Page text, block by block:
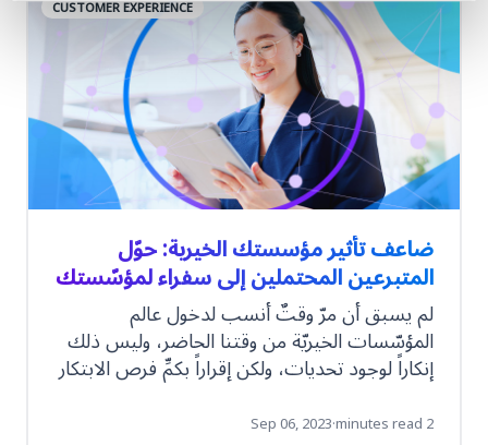
الخضراء؟ CUSTOMER EXPERIENCE
ضاعف تأثير مؤسستك الخيرية: حوّل
المتبرعين المحتملين إلى سفراء لمؤسّستك
لم يسبق أن مرّ وقتٌ أنسب لدخول عالم
المؤسّسات الخيريّة من وقتنا الحاضر، وليس ذلك
إنكاراً لوجود تحديات، ولكن إقراراً بكمِّ فرص الابتكار
الهائل. على سبيل المثال، بالرغم من أن جائحة
كوفيد-19 أثّرت بعض الشيء على قدرة مجموعاتٍ 2 minutes read
·
Sep 06, 2023